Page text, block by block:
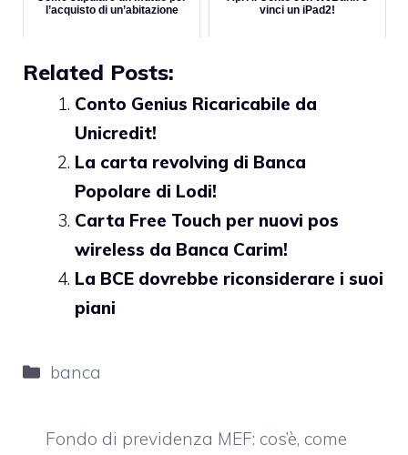
l’acquisto di un’abitazione
vinci un iPad2!
Related Posts:
Conto Genius Ricaricabile da
Unicredit!
La carta revolving di Banca
Popolare di Lodi!
Carta Free Touch per nuovi pos
wireless da Banca Carim!
La BCE dovrebbe riconsiderare i suoi
piani
Categorie
banca
Fondo di previdenza MEF: cos’è, come